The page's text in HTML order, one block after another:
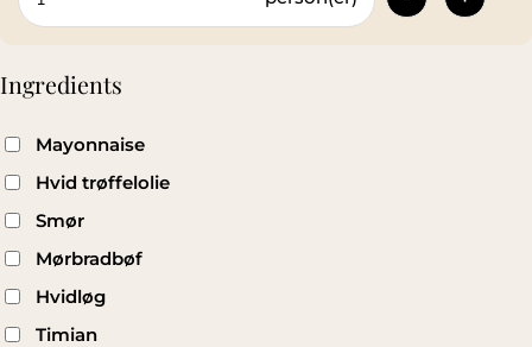
Ingredients
Mayonnaise
Hvid trøffelolie
Smør
Mørbradbøf
Hvidløg
Timian